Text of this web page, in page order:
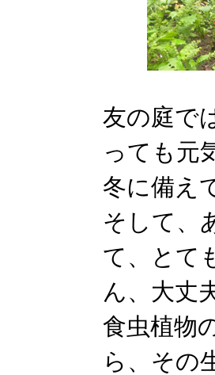
友の庭で
っても元
冬に備え
そして、
て、とて
ん、大丈
食虫植物
ら、その